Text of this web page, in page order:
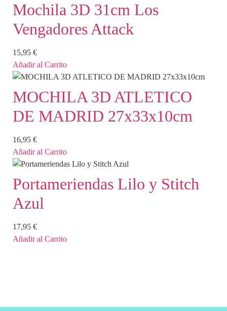
Mochila 3D 31cm Los
Vengadores Attack
15,95 €
Añadir al Carrito
MOCHILA 3D ATLETICO
DE MADRID 27x33x10cm
16,95 €
Añadir al Carrito
Portameriendas Lilo y Stitch
Azul
17,95 €
Añadir al Carrito